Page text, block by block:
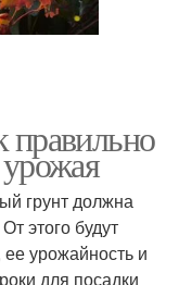
правильно
грунт должна
этого будут
урожайность и
для посадки